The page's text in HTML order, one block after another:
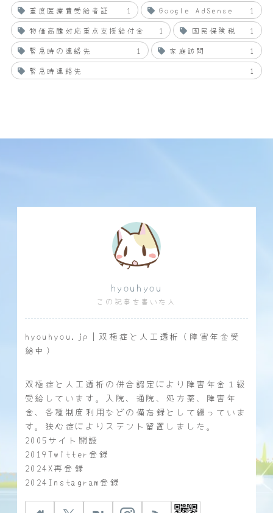
重度医療費受給者証
1 Google AdSense
1
物価高騰対応重点支援給付金
1 国民保険税
1
緊急時の連絡先
1 家庭訪問
1
緊急時連絡先
1
hyouhyou
この記事を書いた人
hyouhyou.jp｜双極症と人工透析（障害年金受
給中）
双極症と人工透析の併合認定により障害年金１級
受給しています。入院、通院、処方薬、障害年
金、各種制度利用などの備忘録として綴っていま
す。狭心症によりステント留置しました。
2005サイト開設
2019Twitter登録
2024X再登録
2024Instagram登録